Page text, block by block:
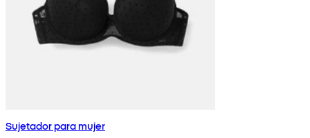
Sujetador para mujer